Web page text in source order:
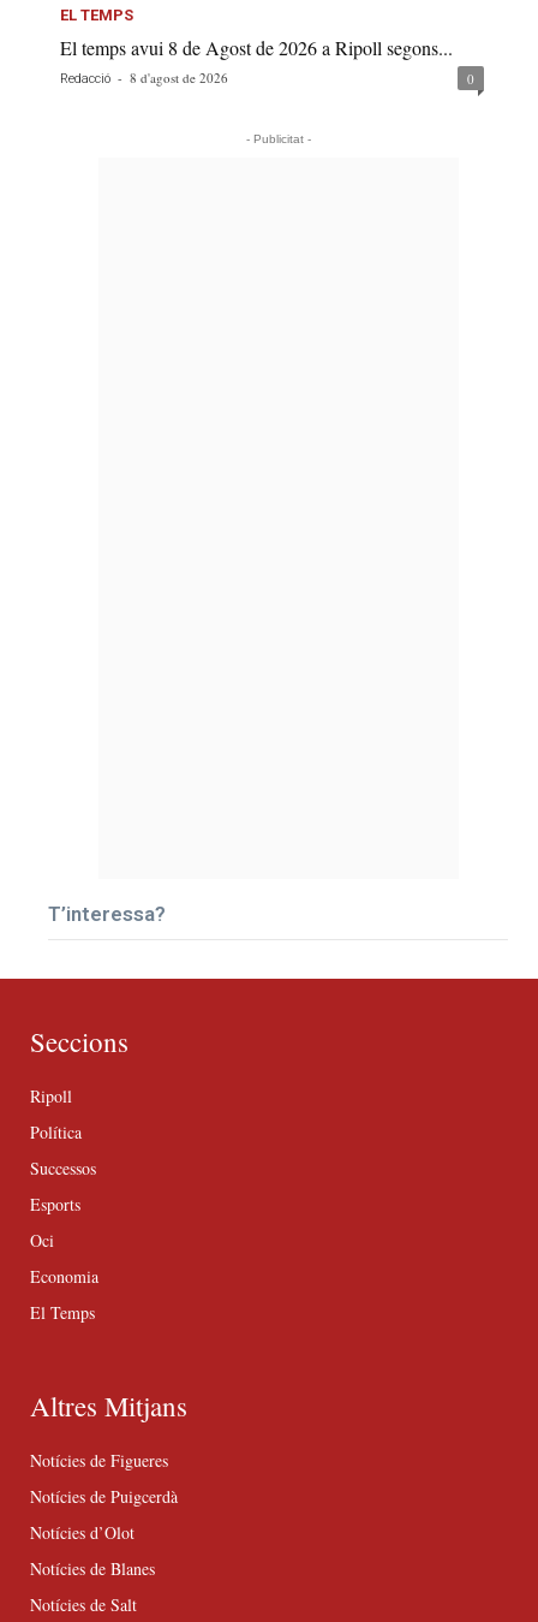
EL TEMPS
El temps avui 8 de Agost de 2026 a Ripoll segons...
Redacció - 8 d'agost de 2026 0
- Publicitat -
T’interessa?
Seccions
Ripoll
Política
Successos
Esports
Oci
Economia
El Temps
Altres Mitjans
Notícies de Figueres
Notícies de Puigcerdà
Notícies d’Olot
Notícies de Blanes
Notícies de Salt